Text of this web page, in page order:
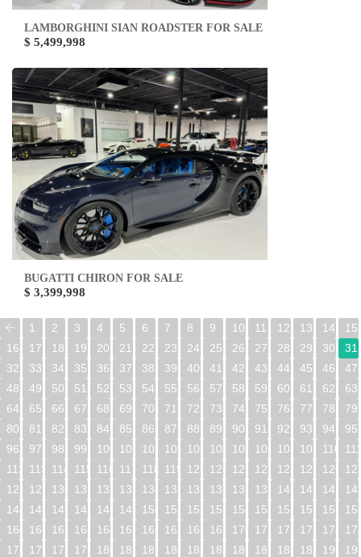
LAMBORGHINI SIAN ROADSTER FOR SALE
$ 5,499,998
BUGATTI CHIRON FOR SALE
$ 3,399,998
1 2 3 4 5 6 7 8 9 10 11 12 13 14
15
16
17 18 19 20 21 22 23 24 25 26 27 28 29 30
31
32
33 34 35 36 37 38 39 40 41 42 43 44 45 46
47
48
49 50 51 52 53 54 55 56 57 58 59 60 61 62
63
64
65 66 67 68 69 70 71 72 73 74 75 76 77 78
79
80
81 82 83 84 85 86 87 88 89 90 91 92 93 94
95
96
97 98 99 100 101 102 103 104 105 106 107 108 109 110
112
113 114 115 116 117 118 119 120 121 122 123 124 125 126
128
129 130 131 132 133 134 135 136 137 138 139 140 141 142
144
145 146 147 148 149 150 151 152 153 154 155 156 157 158
160
161 162 163 164 165 166 167 168 169 170 171 172 173 174
176
177 178 179 180 181 182 183 184 185 186 187 188 189 190